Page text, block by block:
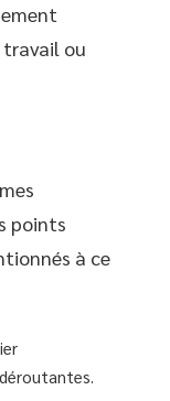
travail ou
points
à ce